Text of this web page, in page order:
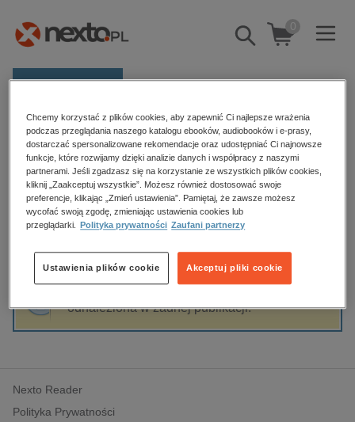
Pokaż/schowaj
wyszukiwarkę
0
E-prasa
Kategorie
Zobacz wszystkie E-prasa
budownictwo, aranżacja wnętrz
biznesowe, branżowe, gospodarka
edukacja
hobby, sport, rozrywka
komputery, internet, technologie, informatyka
polityka, społeczno-informacyjne
psychologiczne
Strona główna Marta Lampart
Marta Lampart
Sortowanie Filtrowanie
odnaleziona w żadnej publikacji.
Nexto Reader
Polityka Prywatności
Chcemy korzystać z plików cookies, aby zapewnić Ci najlepsze wrażenia
podczas przeglądania naszego katalogu ebooków, audiobooków i e-prasy,
dostarczać spersonalizowane rekomendacje oraz udostępniać Ci najnowsze
funkcje, które rozwijamy dzięki analizie danych i współpracy z naszymi
partnerami. Jeśli zgadzasz się na korzystanie ze wszystkich plików cookies,
kliknij „Zaakceptuj wszystkie”. Możesz również dostosować swoje
preferencje, klikając „Zmień ustawienia”. Pamiętaj, że zawsze możesz
wycofać swoją zgodę, zmieniając ustawienia cookies lub
przeglądarki.
Polityka prywatności Zaufani partnerzy
Akceptuj pliki cookie
Ustawienia plików cookie